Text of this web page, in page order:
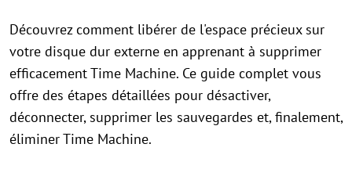
Découvrez comment libérer de l'espace précieux sur
votre disque dur externe en apprenant à supprimer
efficacement Time Machine. Ce guide complet vous
offre des étapes détaillées pour désactiver,
déconnecter, supprimer les sauvegardes et, finalement,
éliminer Time Machine.